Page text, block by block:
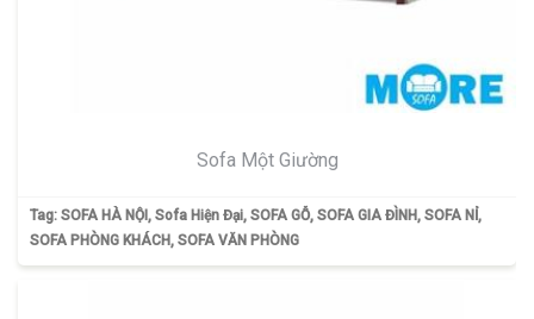
Sofa Một Giường
Tag: SOFA HÀ NỘI , Sofa Hiện Đại, SOFA GỖ, SOFA GIA ĐÌNH, SOFA NỈ ,
SOFA PHÒNG KHÁCH, SOFA VĂN PHÒNG